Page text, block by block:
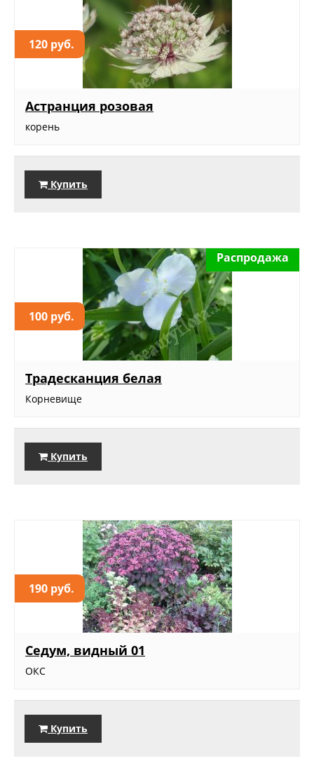
120 руб.
Астранция розовая
корень
Купить
100 руб.
Распродажа
Традесканция белая
Корневище
Купить
190 руб.
Седум, видный 01
ОКС
Купить